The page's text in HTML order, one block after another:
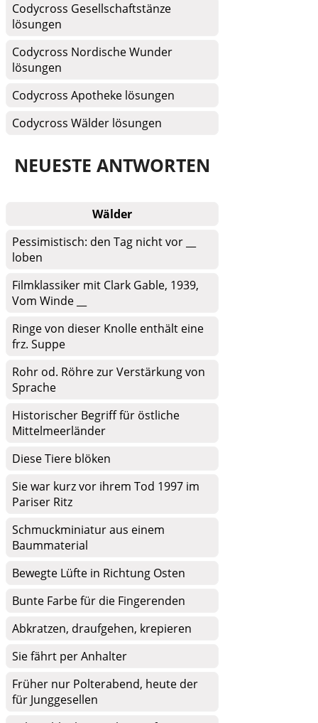
Codycross Gesellschaftstänze
lösungen
Codycross Nordische Wunder
lösungen
Codycross Apotheke lösungen
Codycross Wälder lösungen
NEUESTE ANTWORTEN
Wälder
Pessimistisch: den Tag nicht vor __
loben
Filmklassiker mit Clark Gable, 1939,
Vom Winde __
Ringe von dieser Knolle enthält eine
frz. Suppe
Rohr od. Röhre zur Verstärkung von
Sprache
Historischer Begriff für östliche
Mittelmeerländer
Diese Tiere blöken
Sie war kurz vor ihrem Tod 1997 im
Pariser Ritz
Schmuckminiatur aus einem
Baummaterial
Bewegte Lüfte in Richtung Osten
Bunte Farbe für die Fingerenden
Abkratzen, draufgehen, krepieren
Sie fährt per Anhalter
Früher nur Polterabend, heute der
für Junggesellen